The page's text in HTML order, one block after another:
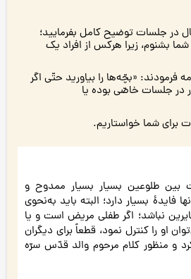
در جلسات توضيح كامل بفرمایيد؛
بشنوم، زيرا هركس از افراد يک
فرمودند: «بچّه‌ها را بياوريد حتّى اگر
در جلسات خاصّى بوده يا
براى شما خواستاريم.
بین طلوعین بسیار بسیار ممدوح و
بسیار دارد؛ البته باید به‌نحوی
نباشد؛ اگر طفلی مریض است و یا
او را کنترل نمود، قطعاً برای دیگران
و منظور کلام مرحوم والد قدّس سرّه